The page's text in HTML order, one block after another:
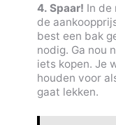
4. Spaar! In de
de
best een bak
nodig. Ga nou
iets kopen. Je
houden voor
gaat lekken.